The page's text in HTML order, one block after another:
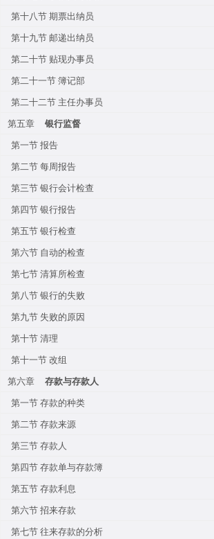
第十八节 期票出纳员
第十九节 邮递出纳员
第二十节 贴现办事员
第二十一节 簿记部
第二十二节 主任办事员
第五章
银行监督
第一节 报告
第二节 每周报告
第三节 银行会计检查
第四节 银行报告
第五节 银行检查
第六节 自动的检查
第七节 清算所检查
第八节 银行的失败
第九节 失败的原因
第十节 清理
第十一节 改组
第六章
存款与存款人
第一节 存款的种类
第二节 存款来源
第三节 存款人
第四节 存款单与存款簿
第五节 存款利息
第六节 招来存款
第七节 往来存款的分析